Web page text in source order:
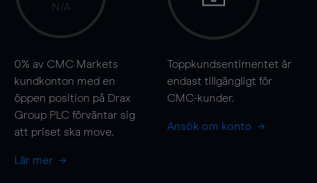
N/A
0% av CMC Markets
kundkonton med en
öppen position på Drax
Group PLC förväntar sig
att priset ska move.
Lär mer
Toppkundsentimentet är
endast tillgängligt för
CMC-kunder.
Ansök om konto